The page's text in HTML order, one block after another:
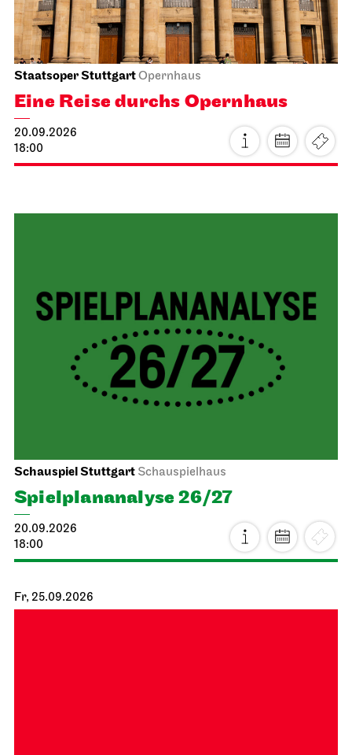
Staatsoper StuttgartOpernhaus
Eine Reise durchs Opernhaus
20.09.2026
18:00
Schauspiel Stuttgart Schauspielhaus
Spiel­plan­analyse 26/27
20.09.2026
18:00
Fr, 25.09.2026